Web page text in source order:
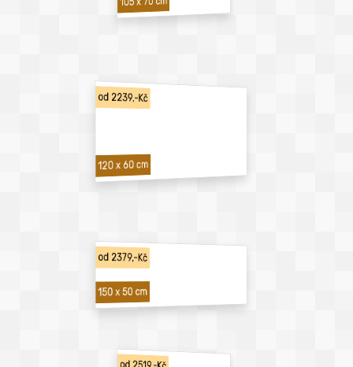
od 2239,-Kč
120 x 60 cm
od 2379,-Kč
150 x 50 cm